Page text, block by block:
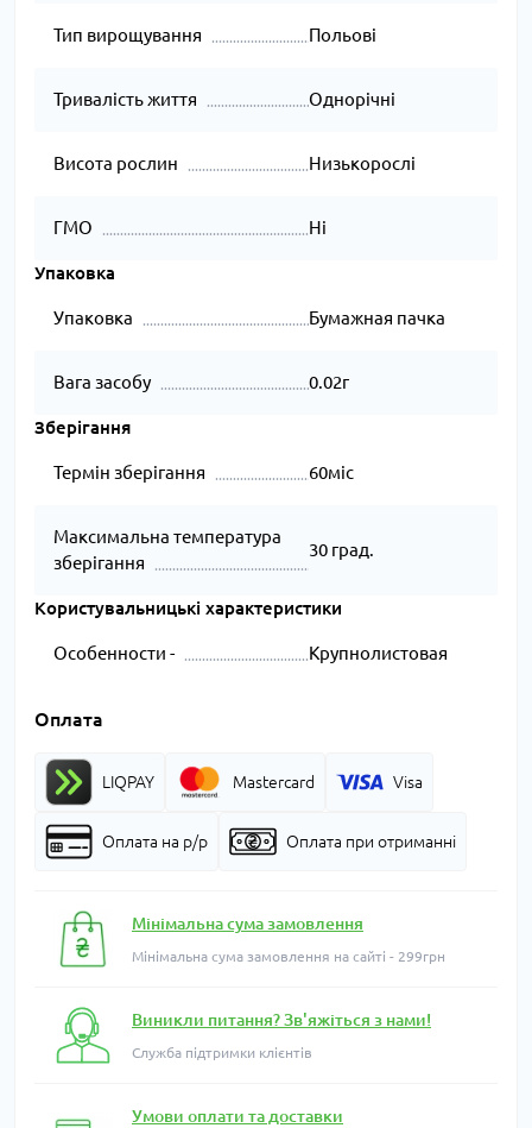
Тип вирощування Польові
Тривалість життя Однорічні
Висота рослин Низькорослі
ГМО Ні
Упаковка
Упаковка Бумажная пачка
Вага засобу 0.02г
Зберігання
Термін зберігання 60міс
Максимальна температура
зберігання
30 град.
Користувальницькі характеристики
Особенности - Крупнолистовая
Оплата
LIQPAY Mastercard Visa
Оплата на р/р Оплата при отриманні
Мінімальна сума замовлення
Мінімальна сума замовлення на сайті - 299грн
Виникли питання? Зв'яжіться з нами!
Служба підтримки клієнтів
Умови оплати та доставки